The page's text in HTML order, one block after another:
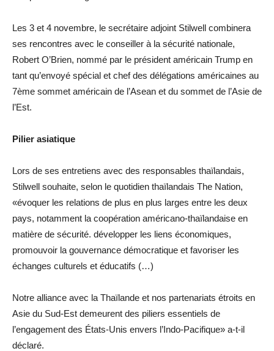
Les 3 et 4 novembre, le secrétaire adjoint Stilwell combinera
ses rencontres avec le conseiller à la sécurité nationale,
Robert O’Brien, nommé par le président américain Trump en
tant qu’envoyé spécial et chef des délégations américaines au
7ème sommet américain de l’Asean et du sommet de l’Asie de
l’Est.
Pilier asiatique
Lors de ses entretiens avec des responsables thaïlandais,
Stilwell souhaite, selon le quotidien thaïlandais The Nation,
«évoquer les relations de plus en plus larges entre les deux
pays, notamment la coopération américano-thaïlandaise en
matière de sécurité. développer les liens économiques,
promouvoir la gouvernance démocratique et favoriser les
échanges culturels et éducatifs (…)
Notre alliance avec la Thaïlande et nos partenariats étroits en
Asie du Sud-Est demeurent des piliers essentiels de
l’engagement des États-Unis envers l’Indo-Pacifique» a-t-il
déclaré.